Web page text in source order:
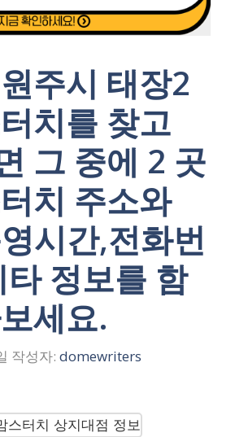
주시 태장2
치를 찾고
그 중에 2 곳
치 주소와
시간,전화번
정보를 함
세요.
작성자: domewriters